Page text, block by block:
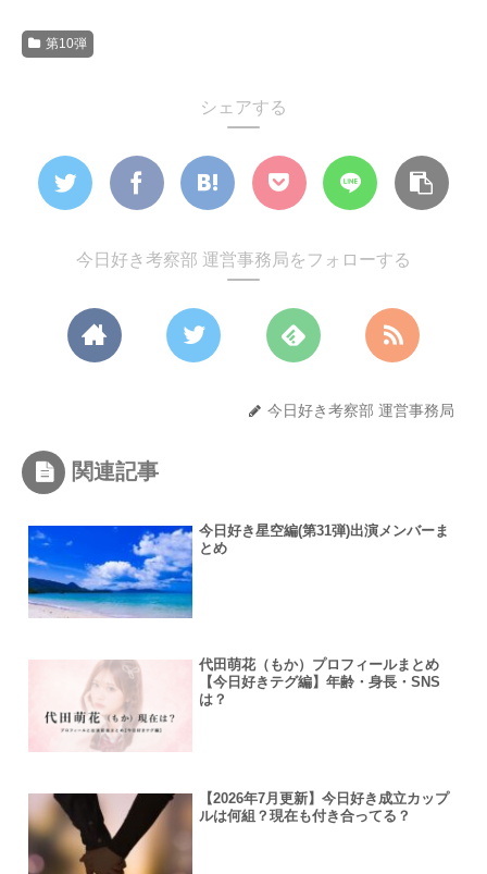
第10弾
シェアする
今日好き考察部 運営事務局をフォローする
今日好き考察部 運営事務局
関連記事
今日好き星空編(第31弾)出演メンバーま
とめ
代田萌花（もか）プロフィールまとめ
【今日好きテグ編】年齢・身長・SNS
は？
【2026年7月更新】今日好き成立カップ
ルは何組？現在も付き合ってる？